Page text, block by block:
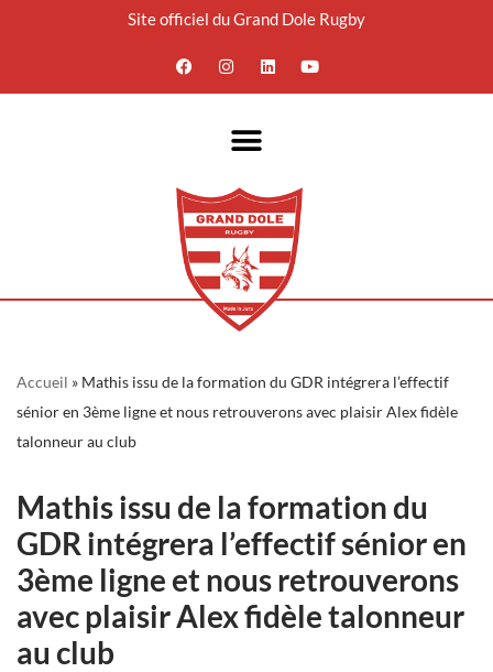
au
Site officiel du Grand Dole Rugby
Accueil » Mathis issu de la formation du GDR intégrera l’effectif
sénior en 3ème ligne et nous retrouverons avec plaisir Alex fidèle
talonneur au club
Mathis issu de la formation du
GDR intégrera l’effectif sénior en
3ème ligne et nous retrouverons
avec plaisir Alex fidèle talonneur
au club